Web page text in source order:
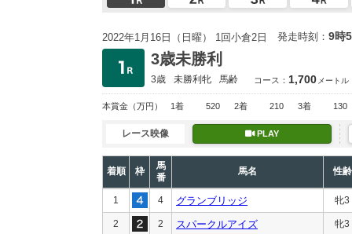
2022年1月16日（日曜） 1回小倉2日 発走時刻： 9時
3歳未勝利
3歳 未勝利牝 馬齢 コース： 1,700 メートル
本賞金 （万円） 1着 520 2着 210 3着 130
レース映像 PLAY
着順 枠
馬
番
馬名 性齢
1 4 グランブリッジ 牝3
2 2 スパークルアイズ 牝3